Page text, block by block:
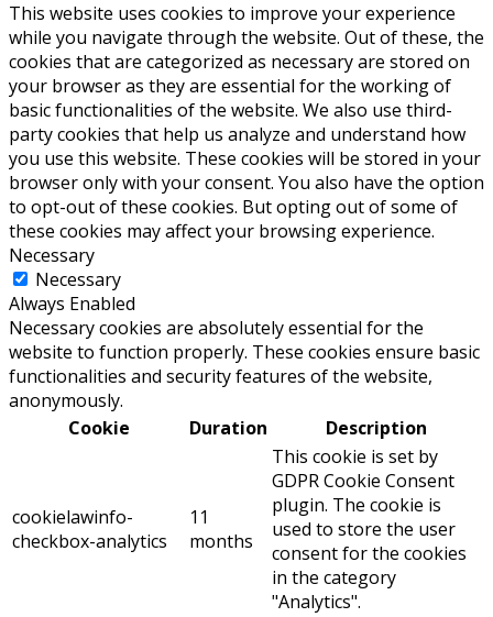
This website uses cookies to improve your experience
while you navigate through the website. Out of these, the
cookies that are categorized as necessary are stored on
your browser as they are essential for the working of
basic functionalities of the website. We also use third-
party cookies that help us analyze and understand how
you use this website. These cookies will be stored in your
browser only with your consent. You also have the option
to opt-out of these cookies. But opting out of some of
these cookies may affect your browsing experience.
Necessary
Necessary
Always Enabled
Necessary cookies are absolutely essential for the
website to function properly. These cookies ensure basic
functionalities and security features of the website,
anonymously.
Cookie
Duration Description
cookielawinfo-
checkbox-analytics
11
months
This cookie is set by
GDPR Cookie Consent
plugin. The cookie is
used to store the user
consent for the cookies
in the category
"Analytics".